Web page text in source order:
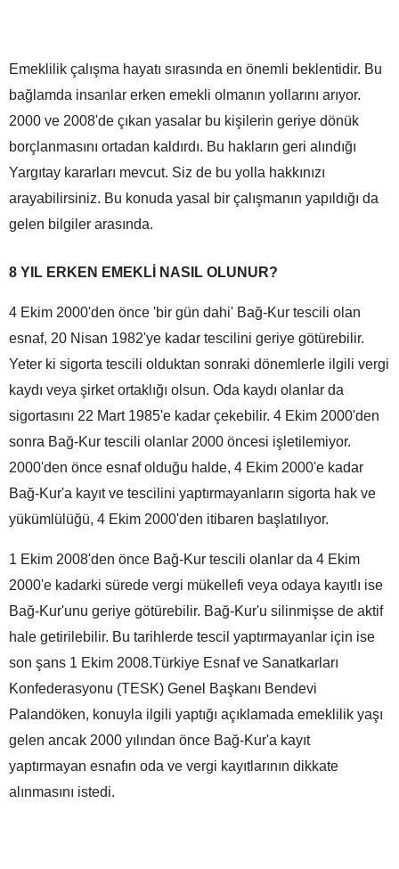
Emeklilik çalışma hayatı sırasında en önemli beklentidir. Bu
bağlamda insanlar erken emekli olmanın yollarını arıyor.
2000 ve 2008'de çıkan yasalar bu kişilerin geriye dönük
borçlanmasını ortadan kaldırdı. Bu hakların geri alındığı
Yargıtay kararları mevcut. Siz de bu yolla hakkınızı
arayabilirsiniz. Bu konuda yasal bir çalışmanın yapıldığı da
gelen bilgiler arasında.
8 YIL ERKEN EMEKLİ NASIL OLUNUR?
4 Ekim 2000'den önce 'bir gün dahi' Bağ-Kur tescili olan
esnaf, 20 Nisan 1982'ye kadar tescilini geriye götürebilir.
Yeter ki sigorta tescili olduktan sonraki dönemlerle ilgili vergi
kaydı veya şirket ortaklığı olsun. Oda kaydı olanlar da
sigortasını 22 Mart 1985'e kadar çekebilir. 4 Ekim 2000'den
sonra Bağ-Kur tescili olanlar 2000 öncesi işletilemiyor.
2000'den önce esnaf olduğu halde, 4 Ekim 2000'e kadar
Bağ-Kur'a kayıt ve tescilini yaptırmayanların sigorta hak ve
yükümlülüğü, 4 Ekim 2000'den itibaren başlatılıyor.
1 Ekim 2008'den önce Bağ-Kur tescili olanlar da 4 Ekim
2000'e kadarki sürede vergi mükellefi veya odaya kayıtlı ise
Bağ-Kur'unu geriye götürebilir. Bağ-Kur'u silinmişse de aktif
hale getirilebilir. Bu tarihlerde tescil yaptırmayanlar için ise
son şans 1 Ekim 2008.Türkiye Esnaf ve Sanatkarları
Konfederasyonu (TESK) Genel Başkanı Bendevi
Palandöken, konuyla ilgili yaptığı açıklamada emeklilik yaşı
gelen ancak 2000 yılından önce Bağ-Kur'a kayıt
yaptırmayan esnafın oda ve vergi kayıtlarının dikkate
alınmasını istedi.